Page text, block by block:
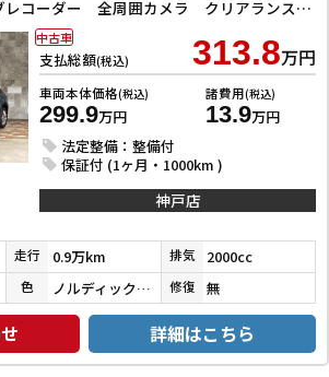
e：HEV X ドライブレコーダー 全周囲カメラ クリアランスソナー オートクルーズコントロール レーンアシスト 衝突被害軽減システム ナビ TV オートライト LEDヘッドランプ 電動リアゲート アルミホイール
支払総額(税込) 313.8万円
車両本体価格(税込)
299.9万円
諸費用(税込)
13.9万円
法定整備：整備付
保証付 (1ヶ月・1000km )
中古車
神戸店
走行 0.9万km 排気 2000cc
色 ノルディックフォレストパール 修復 無
詳細はこちら